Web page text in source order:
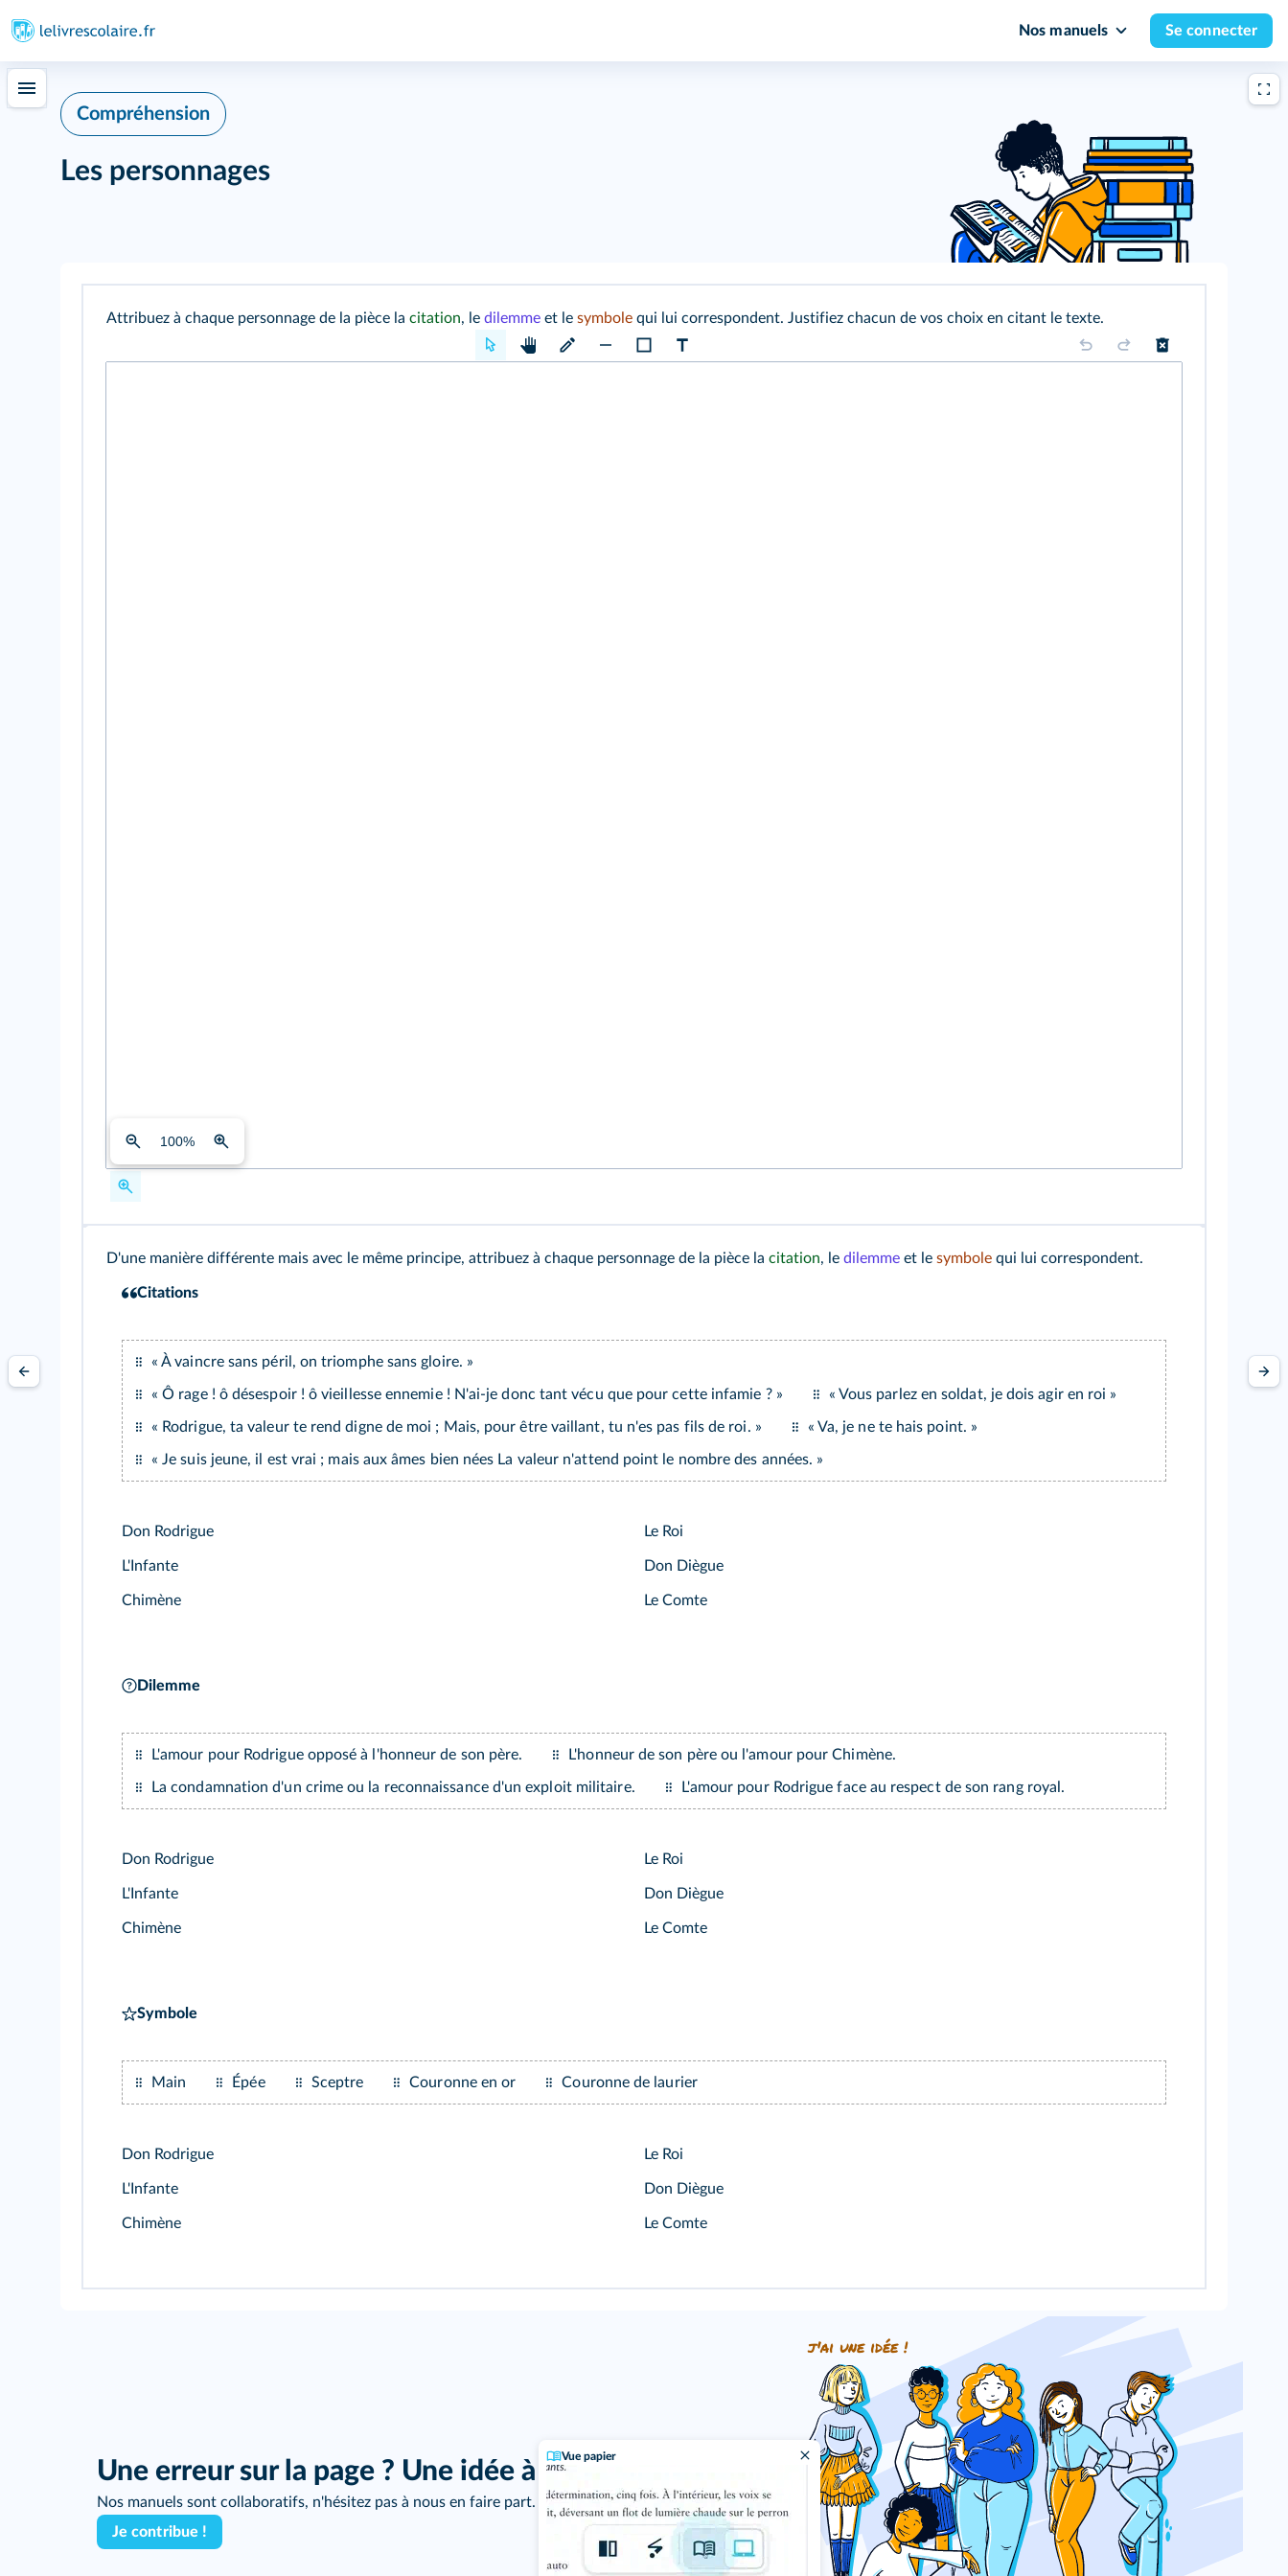
Nos manuels Se connecter
Vue papier
Compréhension
Les personnages
Attribuez à chaque personnage de la pièce la citation, le dilemme et le symbole qui lui correspondent. Justifiez chacun de vos choix en citant le texte.
100%
D'une manière différente mais avec le même principe, attribuez à chaque personnage de la pièce la citation, le dilemme et le symbole qui lui correspondent.
Citations
« À vaincre sans péril, on triomphe sans gloire. »
« Ô rage ! ô désespoir ! ô vieillesse ennemie ! N'ai-je donc tant vécu que pour cette infamie ? » « Vous parlez en soldat, je dois agir en roi »
« Rodrigue, ta valeur te rend digne de moi ; Mais, pour être vaillant, tu n'es pas fils de roi. » « Va, je ne te hais point. »
« Je suis jeune, il est vrai ; mais aux âmes bien nées La valeur n'attend point le nombre des années. »
Don Rodrigue
L'Infante
Chimène
Le Roi
Don Diègue
Le Comte
Dilemme
L'amour pour Rodrigue opposé à l'honneur de son père. L'honneur de son père ou l'amour pour Chimène.
La condamnation d'un crime ou la reconnaissance d'un exploit militaire. L'amour pour Rodrigue face au respect de son rang royal.
Don Rodrigue
L'Infante
Chimène
Le Roi
Don Diègue
Le Comte
Symbole
Main Épée Sceptre Couronne en or Couronne de laurier
Don Rodrigue
L'Infante
Chimène
Le Roi
Don Diègue
Le Comte
Une erreur sur la page ? Une idée à proposer ?
Nos manuels sont collaboratifs, n'hésitez pas à nous en faire part.
Je contribue !
j'ai une idée !